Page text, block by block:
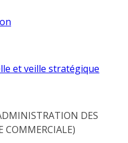
et veille stratégique
DES
COMMERCIALE)